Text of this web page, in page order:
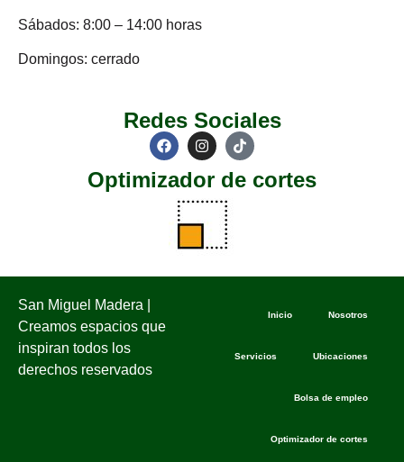
Sábados: 8:00 – 14:00 horas
Domingos: cerrado
Redes Sociales
Optimizador de cortes
San Miguel Madera |
Creamos espacios que
inspiran todos los
derechos reservados
Inicio Nosotros
Servicios Ubicaciones
Bolsa de empleo
Optimizador de cortes